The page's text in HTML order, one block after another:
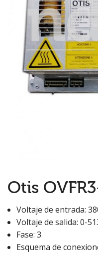
Otis
Voltaje de entrada:
Voltaje de salida: 0-
Fase: 3
Esquema de